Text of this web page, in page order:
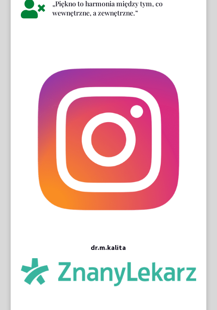

„Piękno to harmonia między tym, co
wewnętrzne, a zewnętrzne.”
dr.m.kalita